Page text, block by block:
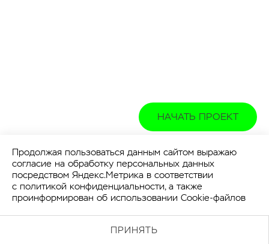
НАЧАТЬ ПРОЕКТ
Продолжая пользоваться данным сайтом выражаю
согласие на обработку персональных данных
посредством Яндекс.Метрика в соответствии
с политикой конфиденциальности, а также
проинформирован об использовании Cookie-файлов
ПРИНЯТЬ